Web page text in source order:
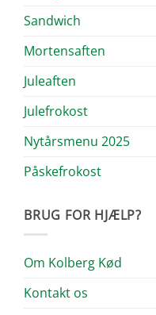
Sandwich
Mortensaften
Juleaften
Julefrokost
Nytårsmenu 2025
Påskefrokost
BRUG FOR HJÆLP?
Om Kolberg Kød
Kontakt os